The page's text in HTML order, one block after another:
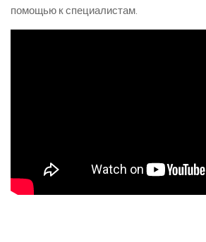
помощью к специалистам.